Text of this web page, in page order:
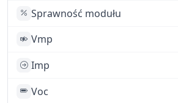
Sprawność modułu
Vmp
Imp
Voc